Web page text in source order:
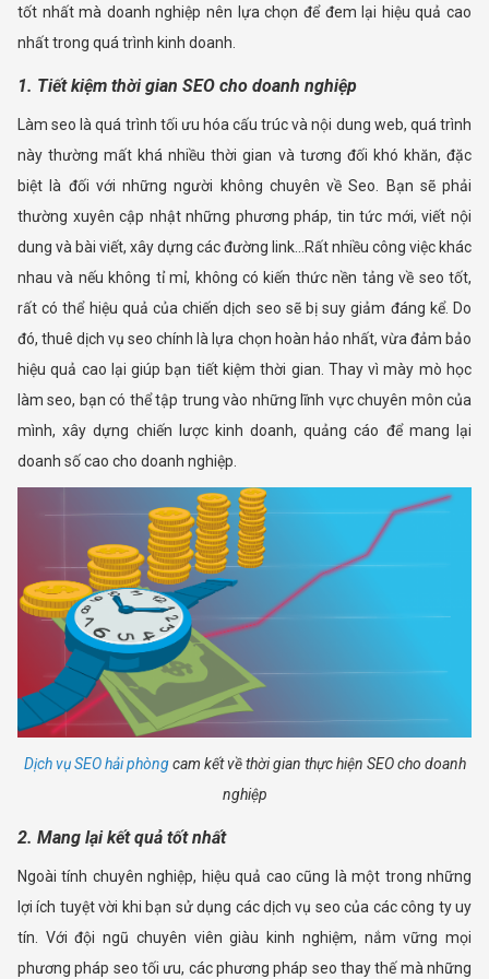
tốt nhất mà doanh nghiệp nên lựa chọn để đem lại hiệu quả cao
nhất trong quá trình kinh doanh.
1. Tiết kiệm thời gian SEO cho doanh nghiệp
Làm seo là quá trình tối ưu hóa cấu trúc và nội dung web, quá trình
này thường mất khá nhiều thời gian và tương đối khó khăn, đặc
biệt là đối với những người không chuyên về Seo. Bạn sẽ phải
thường xuyên cập nhật những phương pháp, tin tức mới, viết nội
dung và bài viết, xây dựng các đường link…Rất nhiều công việc khác
nhau và nếu không tỉ mỉ, không có kiến thức nền tảng về seo tốt,
rất có thể hiệu quả của chiến dịch seo sẽ bị suy giảm đáng kể. Do
đó, thuê dịch vụ seo chính là lựa chọn hoàn hảo nhất, vừa đảm bảo
hiệu quả cao lại giúp bạn tiết kiệm thời gian. Thay vì mày mò học
làm seo, bạn có thể tập trung vào những lĩnh vực chuyên môn của
mình, xây dựng chiến lược kinh doanh, quảng cáo để mang lại
doanh số cao cho doanh nghiệp.
Dịch vụ SEO hải phòngcam kết về thời gian thực hiện SEO cho doanh
nghiệp
2. Mang lại kết quả tốt nhất
Ngoài tính chuyên nghiệp, hiệu quả cao cũng là một trong những
lợi ích tuyệt vời khi bạn sử dụng các dịch vụ seo của các công ty uy
tín. Với đội ngũ chuyên viên giàu kinh nghiệm, nắm vững mọi
phương pháp seo tối ưu, các phương pháp seo thay thế mà những